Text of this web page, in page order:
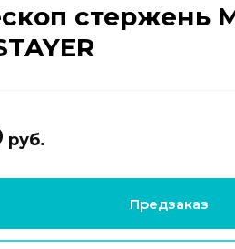
стержень
руб.
Предзаказ